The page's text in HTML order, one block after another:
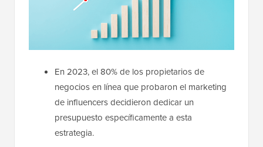
En 2023, el 80% de los propietarios de
negocios en línea que probaron el marketing
de influencers decidieron dedicar un
presupuesto específicamente a esta
estrategia.